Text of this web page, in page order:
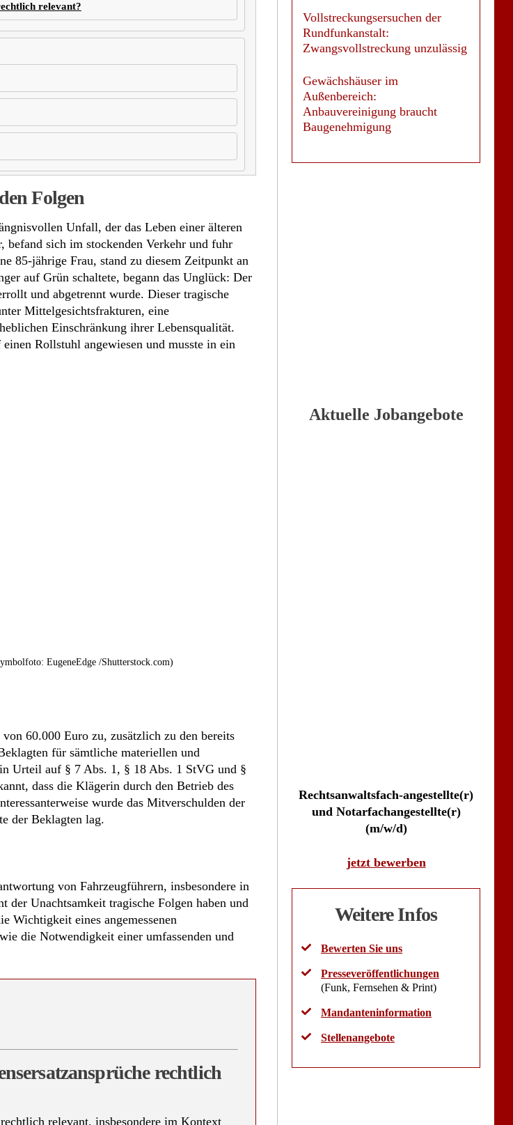
relevant?
Folgen
Unfall, der das Leben einer älteren
befand sich im stockenden Verkehr und fuhr
85-jährige Frau, stand zu diesem Zeitpunkt an
auf Grün schaltete, begann das Unglück: Der
und abgetrennt wurde. Dieser tragische
Mittelgesichtsfrakturen, eine
Einschränkung ihrer Lebensqualität.
Rollstuhl angewiesen und musste in ein
EugeneEdge /Shutterstock.com)
60.000 Euro zu, zusätzlich zu den bereits
für sämtliche materiellen und
Urteil auf § 7 Abs. 1, § 18 Abs. 1 StVG und §
dass die Klägerin durch den Betrieb des
wurde das Mitverschulden der
der Beklagten lag.
von Fahrzeugführern, insbesondere in
Unachtsamkeit tragische Folgen haben und
Wichtigkeit eines angemessenen
die Notwendigkeit einer umfassenden und
rechtlich
relevant, insbesondere im Kontext
Vollstreckungsersuchen der
Rundfunkanstalt:
Zwangsvollstreckung unzulässig
Gewächshäuser im
Außenbereich:
Anbauvereinigung braucht
Baugenehmigung
Aktuelle Jobangebote
Rechtsanwaltsfach-angestellte(r)
und Notarfachangestellte(r)
(m/w/d)
jetzt bewerben
Weitere Infos
Bewerten Sie uns
Presseveröffentlichungen
(Funk, Fernsehen & Print)
Mandanteninformation
Stellenangebote